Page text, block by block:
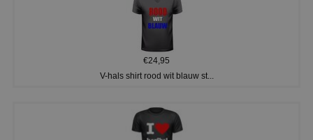
€24,95
V-hals shirt rood wit blauw st...